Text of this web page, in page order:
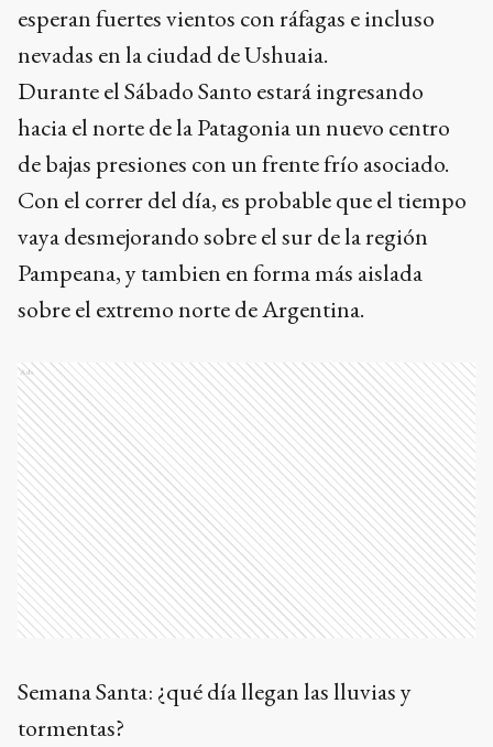
esperan fuertes vientos con ráfagas e incluso
nevadas en la ciudad de Ushuaia.
Durante el Sábado Santo estará ingresando
hacia el norte de la Patagonia un nuevo centro
de bajas presiones con un frente frío asociado.
Con el correr del día, es probable que el tiempo
vaya desmejorando sobre el sur de la región
Pampeana, y tambien en forma más aislada
sobre el extremo norte de Argentina.
Ads
Semana Santa: ¿qué día llegan las lluvias y
tormentas?